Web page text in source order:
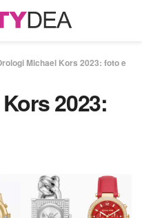
Michael Kors 2023: foto e
2023: